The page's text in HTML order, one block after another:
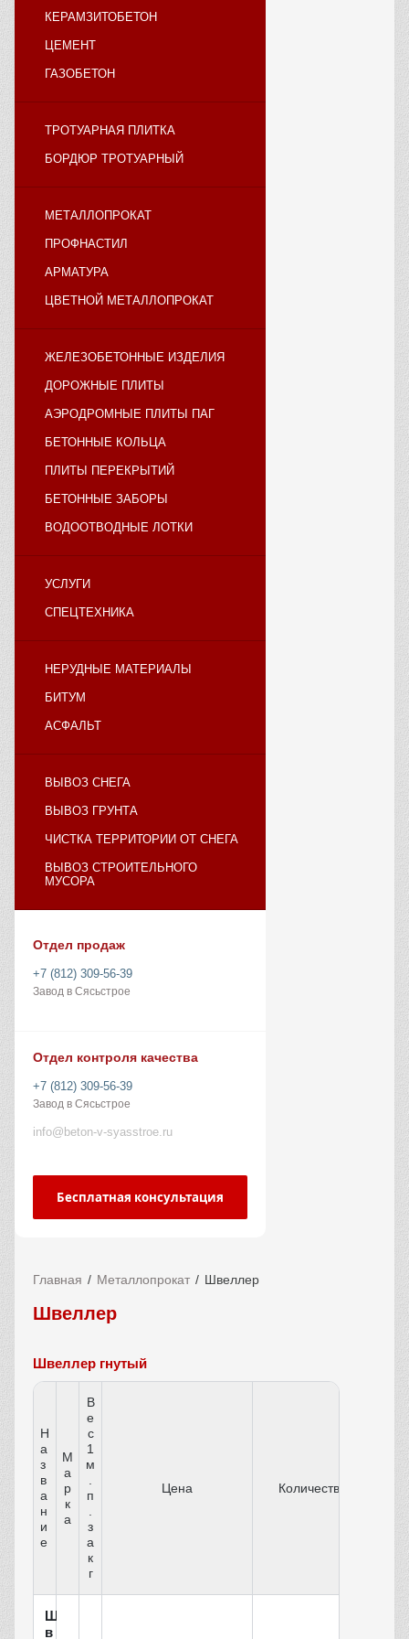
КЕРАМЗИТОБЕТОН
ЦЕМЕНТ
ГАЗОБЕТОН
ТРОТУАРНАЯ ПЛИТКА
БОРДЮР ТРОТУАРНЫЙ
МЕТАЛЛОПРОКАТ
ПРОФНАСТИЛ
АРМАТУРА
ЦВЕТНОЙ МЕТАЛЛОПРОКАТ
ЖЕЛЕЗОБЕТОННЫЕ ИЗДЕЛИЯ
ДОРОЖНЫЕ ПЛИТЫ
АЭРОДРОМНЫЕ ПЛИТЫ ПАГ
БЕТОННЫЕ КОЛЬЦА
ПЛИТЫ ПЕРЕКРЫТИЙ
БЕТОННЫЕ ЗАБОРЫ
ВОДООТВОДНЫЕ ЛОТКИ
УСЛУГИ
СПЕЦТЕХНИКА
НЕРУДНЫЕ МАТЕРИАЛЫ
БИТУМ
АСФАЛЬТ
ВЫВОЗ СНЕГА
ВЫВОЗ ГРУНТА
ЧИСТКА ТЕРРИТОРИИ ОТ СНЕГА
ВЫВОЗ СТРОИТЕЛЬНОГО
МУСОРА
Отдел продаж
+7 (812) 309-56-39
Завод в Сясьстрое
Отдел контроля качества
+7 (812) 309-56-39
Завод в Сясьстрое
info@beton-v-syasstroe.ru
Бесплатная консультация
Главная Металлопрокат Швеллер
Швеллер
Швеллер гнутый
Н
а
з
в
а
н
и
е
М
а
р
к
а
В
е
с
1
м
.
п
.
з
а
к
г
Цена Количество
Ш
в